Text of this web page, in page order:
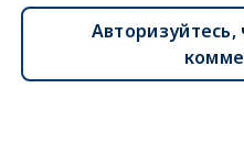
Авторизуйтесь,